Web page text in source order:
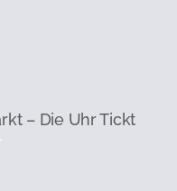
– Die Uhr Tickt